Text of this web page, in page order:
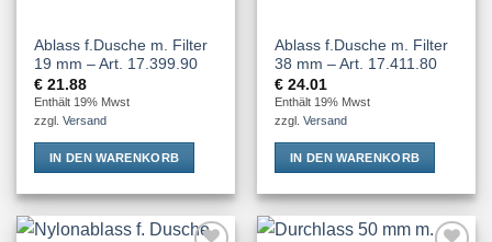
Ablass f.Dusche m. Filter
19 mm – Art. 17.399.90
€ 21.88
Enthält 19% Mwst
zzgl.Versand
IN DEN WARENKORB
Ablass f.Dusche m. Filter
38 mm – Art. 17.411.80
€ 24.01
Enthält 19% Mwst
zzgl.Versand
IN DEN WARENKORB